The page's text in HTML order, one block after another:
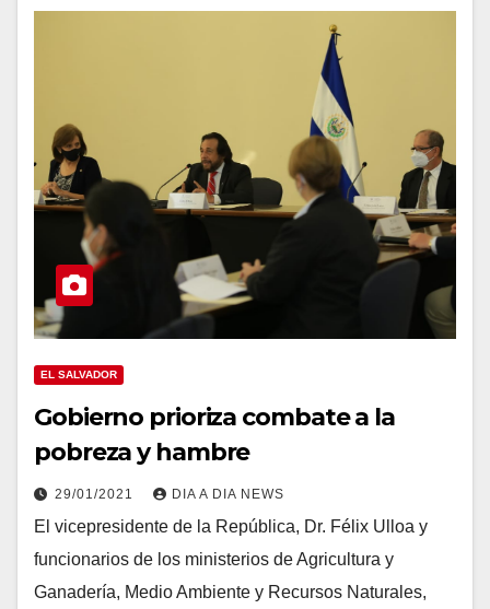
EL SALVADOR
Gobierno prioriza combate a la
pobreza y hambre
29/01/2021 DIA A DIA NEWS
El vicepresidente de la República, Dr. Félix Ulloa y
funcionarios de los ministerios de Agricultura y
Ganadería, Medio Ambiente y Recursos Naturales,